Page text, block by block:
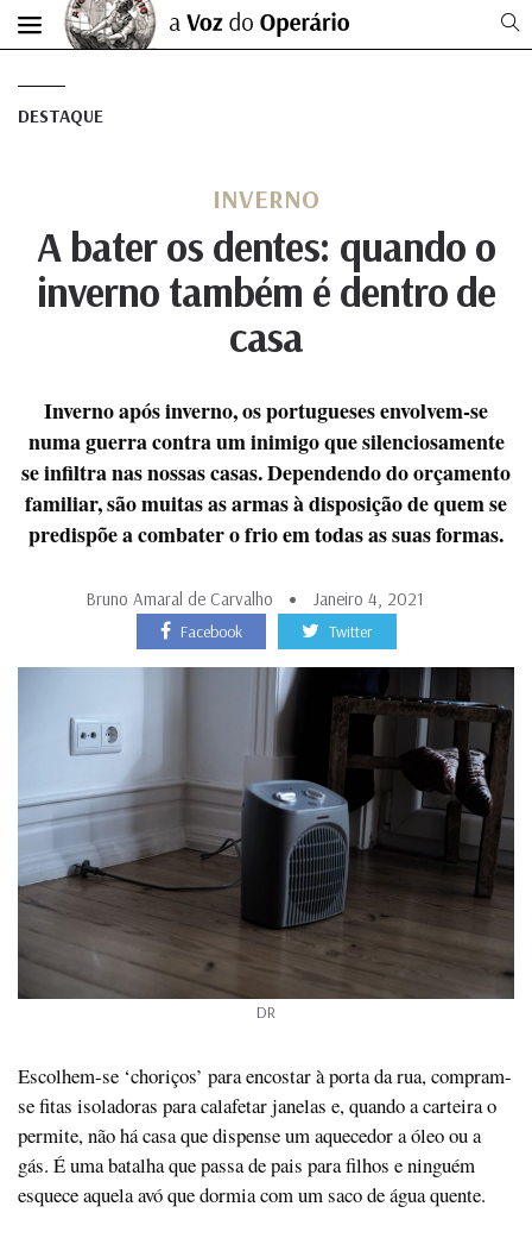
DESTAQUE
INVERNO
A bater os dentes: quando o
inverno também é dentro de
casa
Inverno após inverno, os portugueses envolvem-se
numa guerra contra um inimigo que silenciosamente
se infiltra nas nossas casas. Dependendo do orçamento
familiar, são muitas as armas à disposição de quem se
predispõe a combater o frio em todas as suas formas.
Bruno Amaral de Carvalho Janeiro 4, 2021
Facebook Twitter
DR
Escolhem-se ‘choriços’ para encostar à porta da rua, compram-
se fitas isoladoras para calafetar janelas e, quando a carteira o
permite, não há casa que dispense um aquecedor a óleo ou a
gás. É uma batalha que passa de pais para filhos e ninguém
esquece aquela avó que dormia com um saco de água quente.